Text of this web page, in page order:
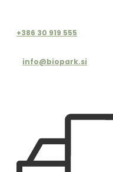
+386 30 919 555
info@biopark.si